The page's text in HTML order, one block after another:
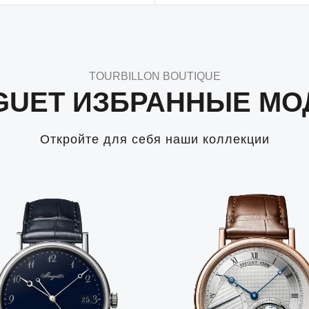
TOURBILLON BOUTIQUE
ИЗБРАННЫЕ
Откройте для себя наши коллекции